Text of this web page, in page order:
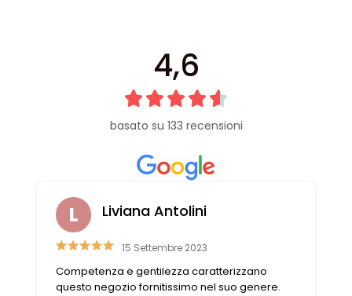
4,6
basato su 133 recensioni
Liviana Antolini
15 Settembre 2023
Competenza e gentilezza caratterizzano
questo negozio fornitissimo nel suo genere.